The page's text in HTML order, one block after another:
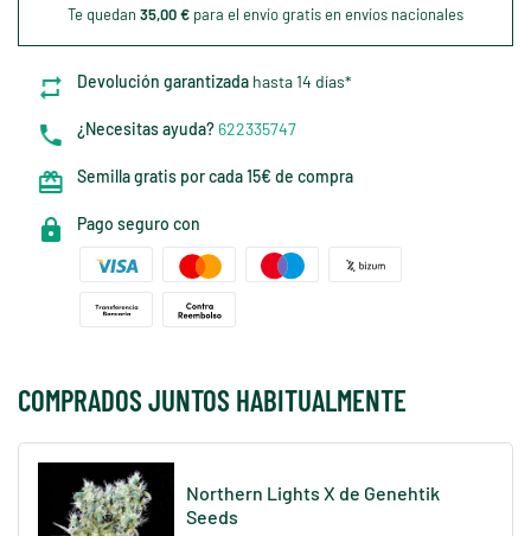
Te quedan 35,00 € para el envío gratis en envíos nacionales
Devolución garantizada hasta 14 días*
¿Necesitas ayuda?622335747
Semilla gratis por cada 15€ de compra
Pago seguro con
COMPRADOS JUNTOS HABITUALMENTE
Northern Lights X de Genehtik
Seeds